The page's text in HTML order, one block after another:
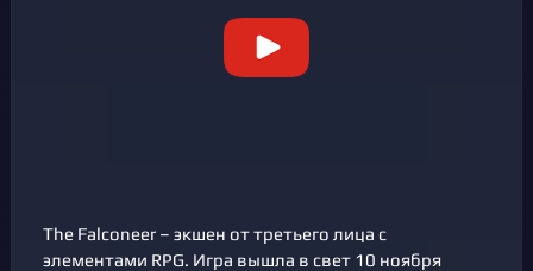
The Falconeer – экшен от третьего лица с
элементами RPG. Игра вышла в свет 10 ноября